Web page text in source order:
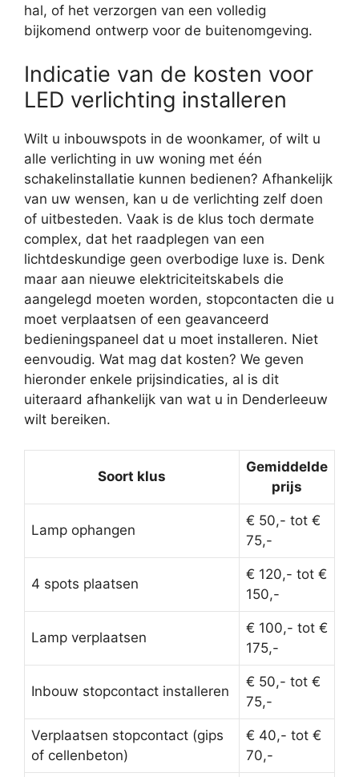
hal, of het verzorgen van een volledig
bijkomend ontwerp voor de buitenomgeving.
Indicatie van de kosten voor
LED verlichting installeren
Wilt u inbouwspots in de woonkamer, of wilt u
alle verlichting in uw woning met één
schakelinstallatie kunnen bedienen? Afhankelijk
van uw wensen, kan u de verlichting zelf doen
of uitbesteden. Vaak is de klus toch dermate
complex, dat het raadplegen van een
lichtdeskundige geen overbodige luxe is. Denk
maar aan nieuwe elektriciteitskabels die
aangelegd moeten worden, stopcontacten die u
moet verplaatsen of een geavanceerd
bedieningspaneel dat u moet installeren. Niet
eenvoudig. Wat mag dat kosten? We geven
hieronder enkele prijsindicaties, al is dit
uiteraard afhankelijk van wat u in Denderleeuw
wilt bereiken.
Soort klus
Gemiddelde
prijs
Lamp ophangen
€ 50,- tot €
75,-
4 spots plaatsen
€ 120,- tot €
150,-
Lamp verplaatsen
€ 100,- tot €
175,-
Inbouw stopcontact installeren
€ 50,- tot €
75,-
Verplaatsen stopcontact (gips
of cellenbeton)
€ 40,- tot €
70,-